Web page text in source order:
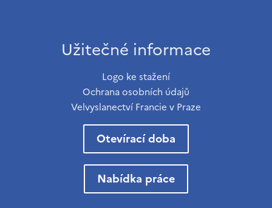
Užitečné informace
Logo ke stažení
Ochrana osobních údajů
Velvyslanectví Francie v Praze
Otevírací doba
Nabídka práce